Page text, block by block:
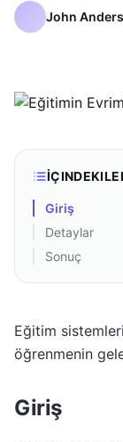
John
Giriş
Detaylar
Sonuç
Eğitim
öğrenmenin
Giriş